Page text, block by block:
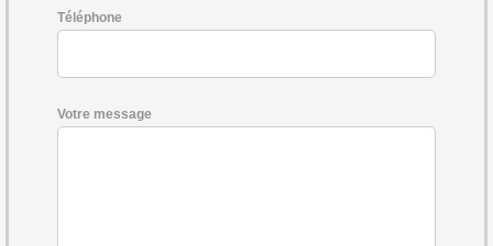
Téléphone
Votre message